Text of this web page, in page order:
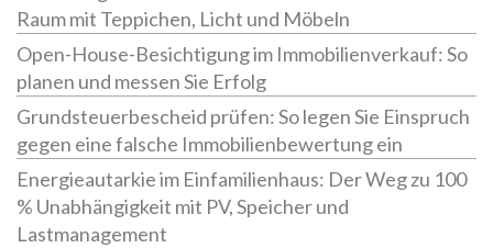
Raum mit Teppichen, Licht und Möbeln
Open-House-Besichtigung im Immobilienverkauf: So
planen und messen Sie Erfolg
Grundsteuerbescheid prüfen: So legen Sie Einspruch
gegen eine falsche Immobilienbewertung ein
Energieautarkie im Einfamilienhaus: Der Weg zu 100
% Unabhängigkeit mit PV, Speicher und
Lastmanagement